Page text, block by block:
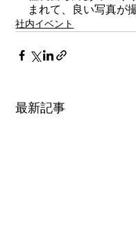
まれて、良い写真が
社内イベント
最新記事